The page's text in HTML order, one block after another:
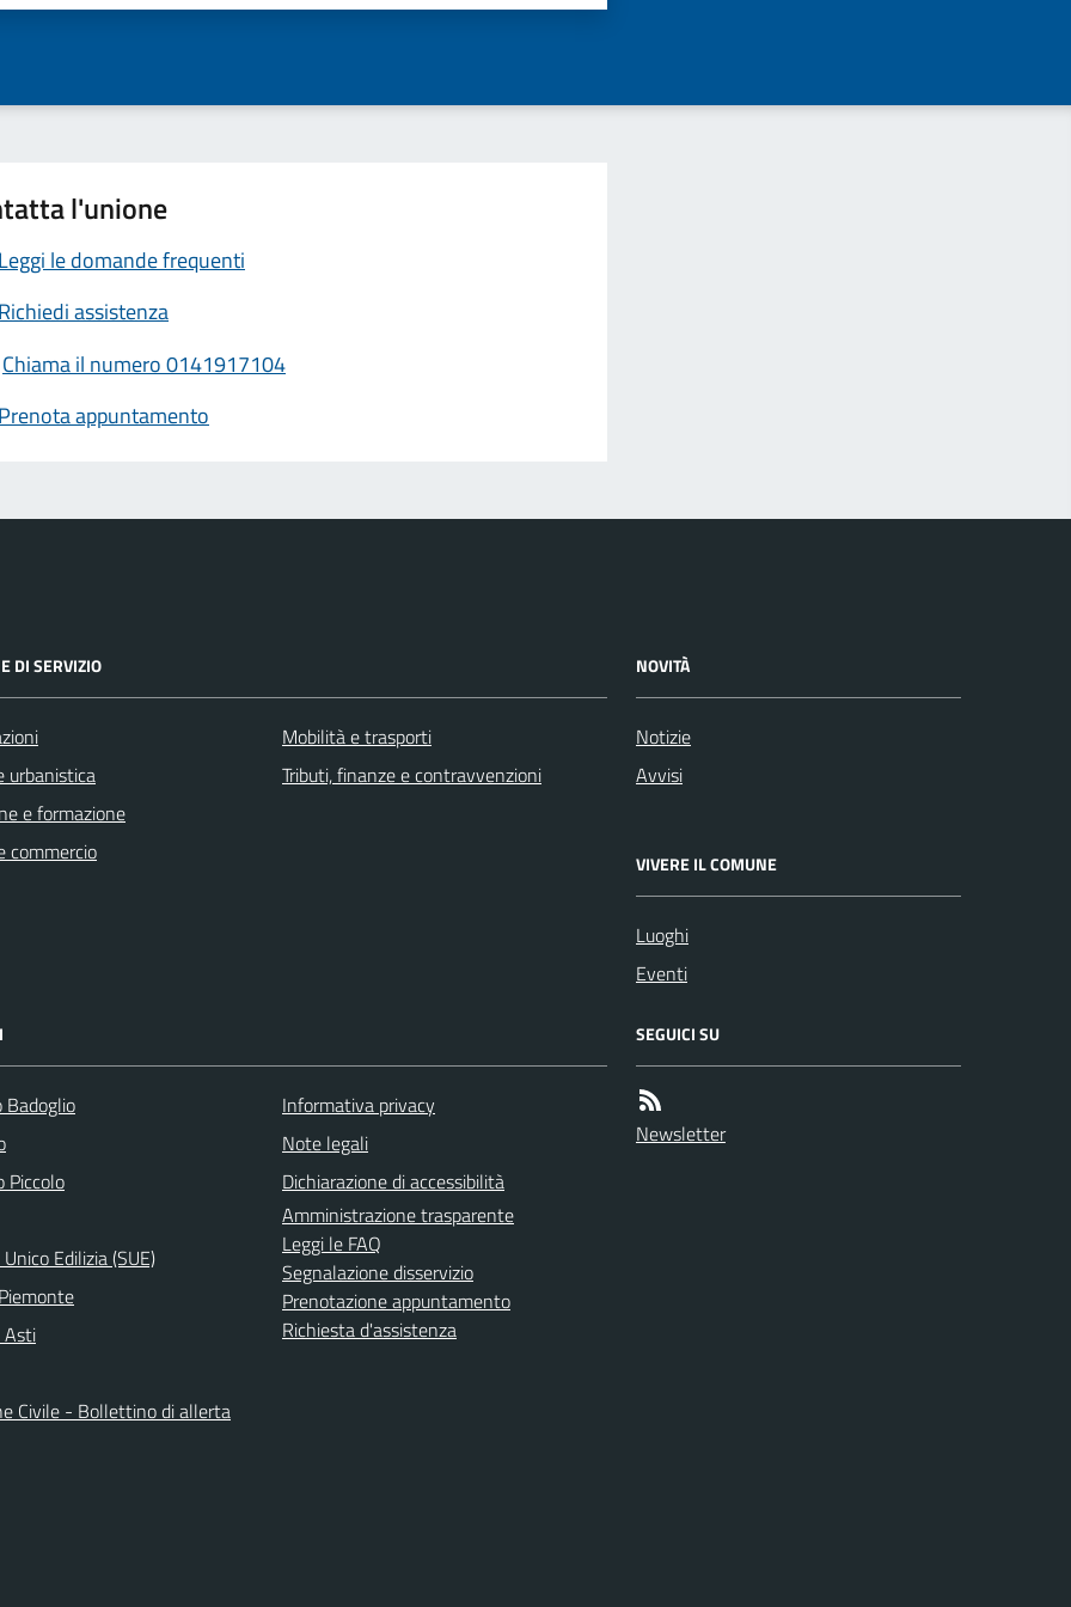
l'unione
le domande frequenti
assistenza
Chiama il numero 0141917104
appuntamento
DI SERVIZIO
urbanistica
e formazione
commercio
Mobilità e trasporti
Tributi, finanze e contravvenzioni
NOVITÀ
Notizie
Avvisi
VIVERE IL COMUNE
Luoghi
Eventi
Badoglio
Piccolo
Edilizia (SUE)
Asti
Civile - Bollettino di allerta
Informativa privacy
Note legali
Dichiarazione di accessibilità
Amministrazione trasparente
Leggi le FAQ
Segnalazione disservizio
Prenotazione appuntamento
Richiesta d'assistenza
SEGUICI SU
Newsletter